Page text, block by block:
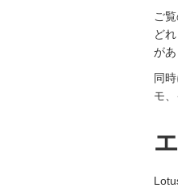
ご
ど
が
同
モ